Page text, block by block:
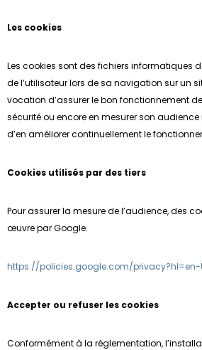
Les cookies
Les cookies sont des fichiers informatiques
de l’utilisateur lors de sa navigation sur un
vocation d’assurer le bon fonctionnement
sécurité ou encore en mesurer son
d’en améliorer continuellement le
Cookies utilisés par des tiers
Pour assurer la mesure de l’audience, des
œuvre par Google.
https://policies.google.com/privacy?hl=en-
Accepter ou refuser les cookies
Conformément à la réglementation,